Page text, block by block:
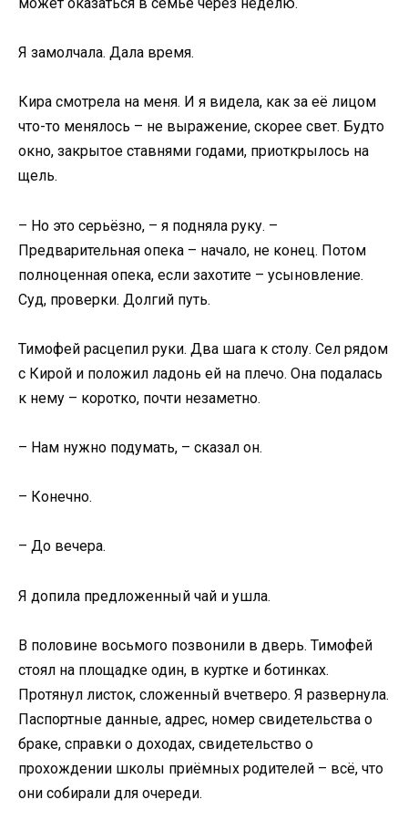
Я замолчала. Дала время.
Кира смотрела на меня. И я видела, как за её лицом
что-то менялось – не выражение, скорее свет. Будто
окно, закрытое ставнями годами, приоткрылось на
щель.
– Но это серьёзно, – я подняла руку. –
Предварительная опека – начало, не конец. Потом
полноценная опека, если захотите – усыновление.
Суд, проверки. Долгий путь.
Тимофей расцепил руки. Два шага к столу. Сел рядом
с Кирой и положил ладонь ей на плечо. Она подалась
к нему – коротко, почти незаметно.
– Нам нужно подумать, – сказал он.
– Конечно.
– До вечера.
Я допила предложенный чай и ушла.
В половине восьмого позвонили в дверь. Тимофей
стоял на площадке один, в куртке и ботинках.
Протянул листок, сложенный вчетверо. Я развернула.
Паспортные данные, адрес, номер свидетельства о
браке, справки о доходах, свидетельство о
прохождении школы приёмных родителей – всё, что
они собирали для очереди.